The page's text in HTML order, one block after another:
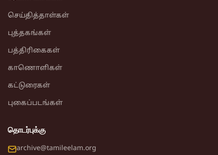
செய்தித்தாள்கள்
புத்தகங்கள்
பத்திரிகைகள்
காணொளிகள்
கட்டுரைகள்
புகைப்படங்கள்
தொடர்புக்கு
archive@tamileelam.org